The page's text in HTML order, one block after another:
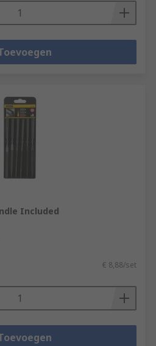
Included
€ 8,88/set